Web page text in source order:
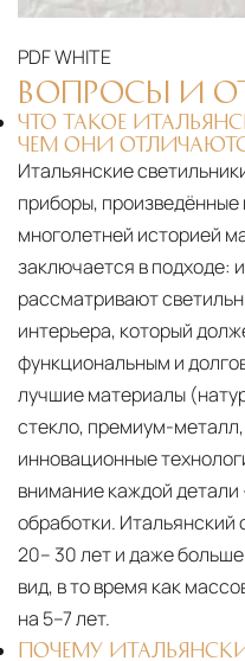
поставки
международными
выбрать
критичных партий
PDFWHITE
ВОПРОСЫ И
ЧТО ТАКОЕ
ЧЕМ ОНИ
Итальянские
приборы,
многолетней историей
заключается в подходе:
рассматривают
интерьера, который
функциональным и
лучшие материалы
стекло, премиум-
инновационные
внимание каждой
обработки. Итальянский
20– 30 лет и даже
вид, в то время как
на 5–7 лет.
ПОЧЕМУ